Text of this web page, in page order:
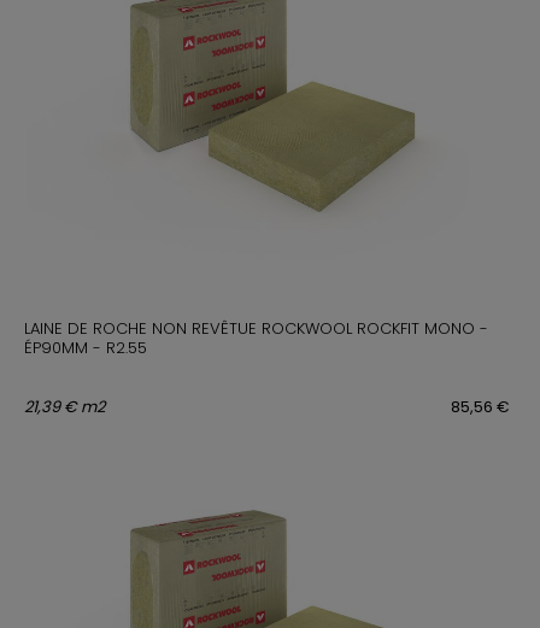
LAINE DE ROCHE NON REVÊTUE ROCKWOOL ROCKFIT MONO -
ÉP90MM - R2.55
85,56 €
21,39 € m2